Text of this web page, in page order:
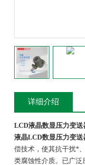
详细介绍
LCD液晶数显压力变送
液晶LCD数显压力变
偿技术，使其抗干扰*
类腐蚀性介质。已广